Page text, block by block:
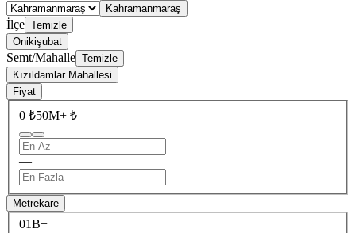
Kahramanmaraş
İlçe Temizle
Onikişubat
Semt/Mahalle Temizle
Kızıldamlar Mahallesi
Fiyat
0 ₺50M+ ₺
—
Metrekare
01B+